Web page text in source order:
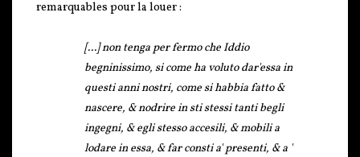
remarquables pour la louer :
[...]non tenga per fermo che Iddio
begninissimo, si come ha voluto dar'essa in
questi anni nostri, come si habbia fatto &
nascere, & nodrire in sti stessi tanti begli
ingegni, & egli stesso accesili, & mobili a
lodare in essa, & far consti a' presenti, & a '